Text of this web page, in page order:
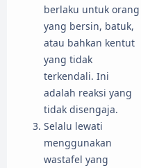
berlaku untuk orang
yang bersin, batuk,
atau bahkan kentut
yang tidak
terkendali. Ini
adalah reaksi yang
tidak disengaja.
Selalu lewati
menggunakan
wastafel yang